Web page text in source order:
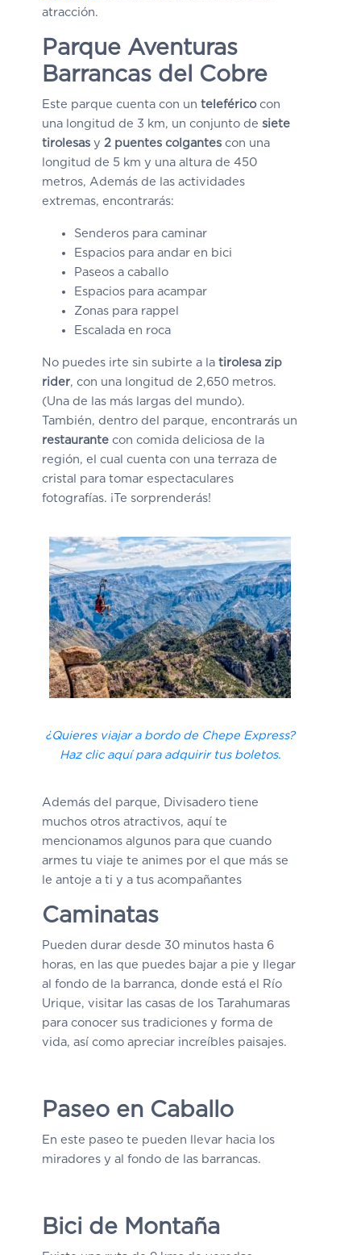
atracción.
Parque Aventuras
Barrancas del Cobre
Este parque cuenta con unteleféricocon
una longitud de 3 km, un conjunto desiete
tirolesas y2 puentes colgantes con una
longitud de 5 km y una altura de 450
metros, Además de las actividades
extremas, encontrarás:
Senderos para caminar
Espacios para andar en bici
Paseos a caballo
Espacios para acampar
Zonas para rappel
Escalada en roca
No puedes irte sin subirte a latirolesa zip
rider, con una longitud de 2,650 metros.
(Una de las más largas del mundo).
También, dentro del parque, encontrarás un
restaurante con comida deliciosa de la
región, el cual cuenta con una terraza de
cristal para tomar espectaculares
fotografías. ¡Te sorprenderás!
¿Quieres viajar a bordo de Chepe Express?
Haz clic aquí para adquirir tus boletos.
Además del parque, Divisadero tiene
muchos otros atractivos, aquí te
mencionamos algunos para que cuando
armes tu viaje te animes por el que más se
le antoje a ti y a tus acompañantes
Caminatas
Pueden durar desde 30 minutos hasta 6
horas, en las que puedes bajar a pie y llegar
al fondo de la barranca, donde está el Río
Urique, visitar las casas de los Tarahumaras
para conocer sus tradiciones y forma de
vida, así como apreciar increíbles paisajes.
Paseo en Caballo
En este paseo te pueden llevar hacia los
miradores y al fondo de las barrancas.
Bici de Montaña